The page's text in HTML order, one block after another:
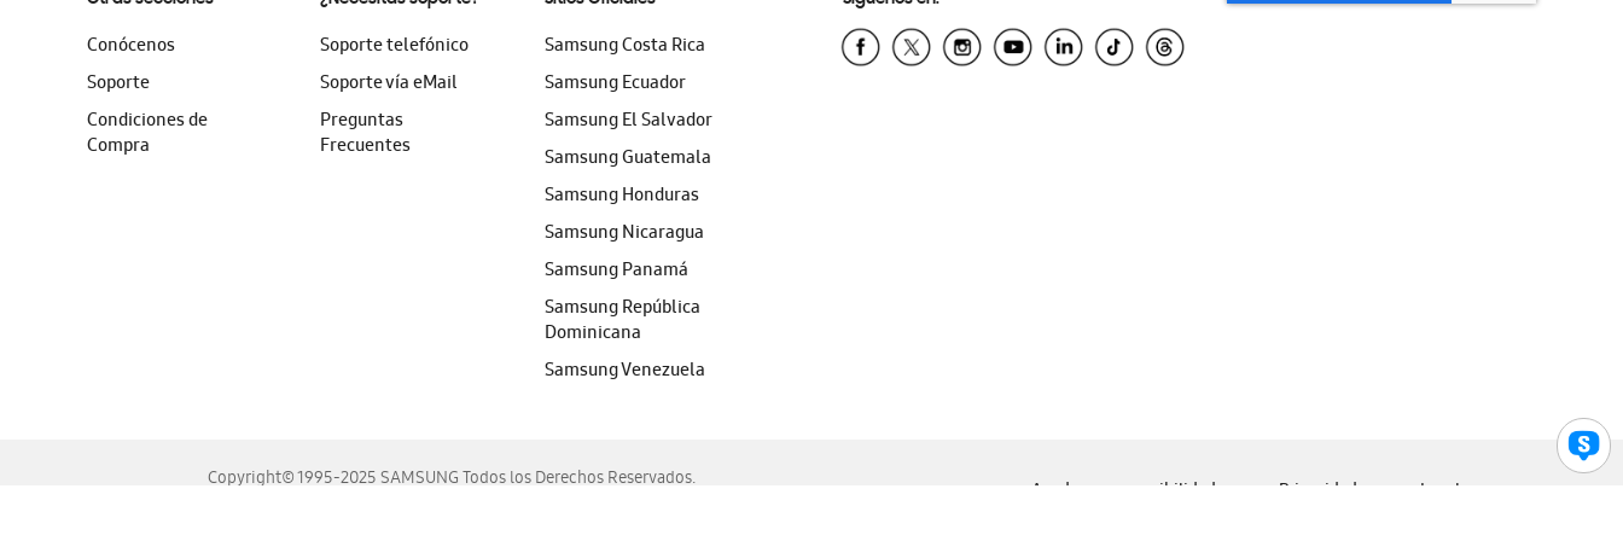
Conócenos
Soporte
Condiciones de
Compra
Soporte telefónico
Soporte vía eMail
Preguntas
Frecuentes
Samsung Costa Rica
Samsung Ecuador
Samsung El Salvador
Samsung Guatemala
Samsung Honduras
Samsung Nicaragua
Samsung Panamá
Samsung República
Dominicana
Samsung Venezuela
Copyright© 1995-2025 SAMSUNG Todos los Derechos Reservados.
Ayuda para accesibilidad Privacidad Legal